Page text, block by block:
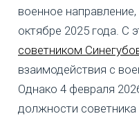
военное
октябре 2025 года. С
советником
взаимодействия с
Однако 4 февраля
должности